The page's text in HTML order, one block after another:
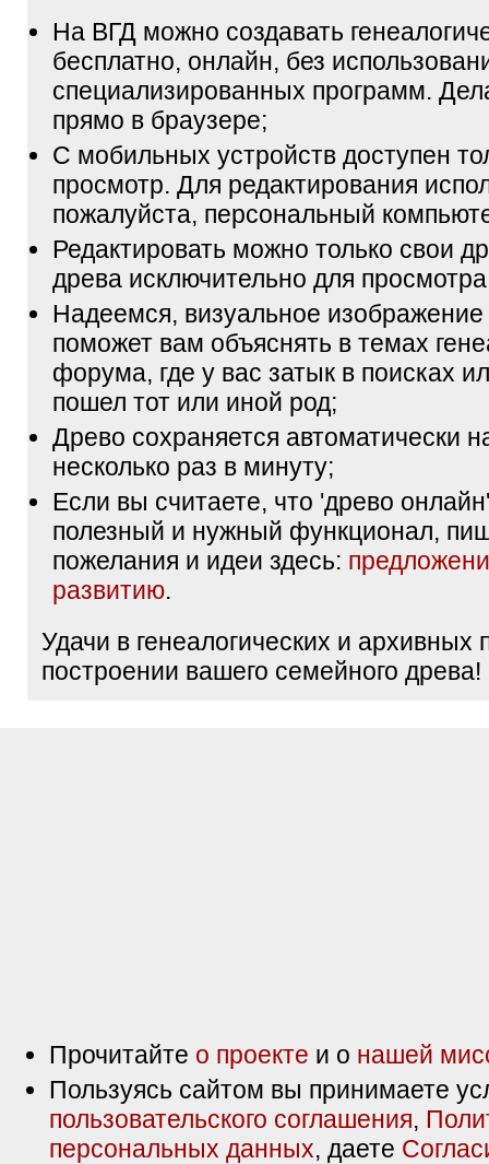
На ВГД можно создавать
бесплатно, онлайн, без
специализированных программ.
прямо в браузере;
С мобильных устройств доступен
просмотр. Для редактирования
пожалуйста, персональный
Редактировать можно только свои
древа исключительно для
Надеемся, визуальное
поможет вам объяснять в темах
форума, где у вас затык в поисках
пошел тот или иной род;
Древо сохраняется автоматически
несколько раз в минуту;
Если вы считаете, что 'древо
полезный и нужный функционал,
пожелания и идеи здесь:
развитию.
Удачи в генеалогических и архивных
построении вашего семейного древа!
Прочитайте о проекте и о нашей
Пользуясь сайтом вы принимаете
пользовательского соглашения,
персональных данных, даете